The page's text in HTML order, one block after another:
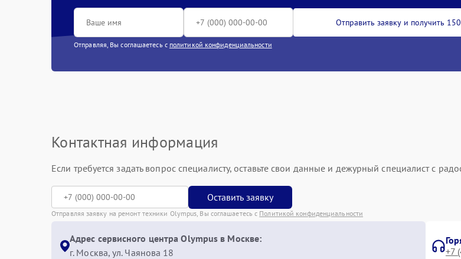
Отправить заявку и получить
Отправляя, Вы соглашаетесь с политикой конфиденциальности
Контактная информация
Если требуется задать вопрос специалисту, оставьте свои данные и дежурный специалист с
Оставить заявку
Отправляя заявку на ремонт техники Olympus, Вы соглашаетесь с Политикой конфиденциальности
Адрес сервисного центра Olympus в Москве:
г. Москва, ул. Чаянова 18
+7